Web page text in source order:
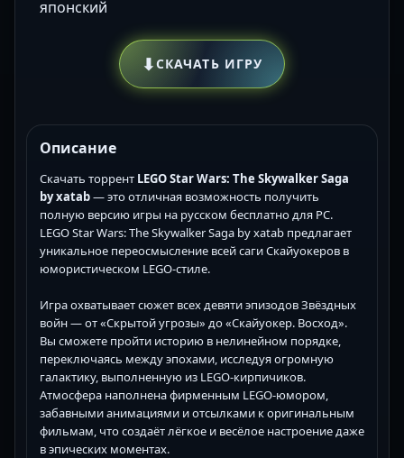
японский
⬇СКАЧАТЬ ИГРУ
Описание
Скачать торрент LEGO Star Wars: The Skywalker Saga
by xatab— это отличная возможность получить
полную версию игры на русском бесплатно для PC.
LEGO Star Wars: The Skywalker Saga by xatab предлагает
уникальное переосмысление всей саги Скайуокеров в
юмористическом LEGO-стиле.
Игра охватывает сюжет всех девяти эпизодов Звёздных
войн — от «Скрытой угрозы» до «Скайуокер. Восход».
Вы сможете пройти историю в нелинейном порядке,
переключаясь между эпохами, исследуя огромную
галактику, выполненную из LEGO-кирпичиков.
Атмосфера наполнена фирменным LEGO-юмором,
забавными анимациями и отсылками к оригинальным
фильмам, что создаёт лёгкое и весёлое настроение даже
в эпических моментах.